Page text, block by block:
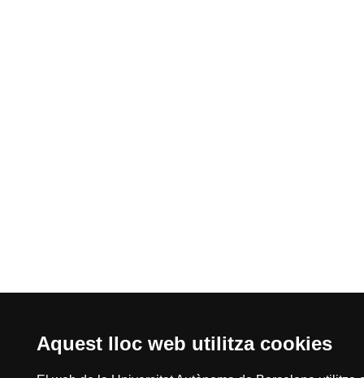
Aquest lloc web utilitza cookies